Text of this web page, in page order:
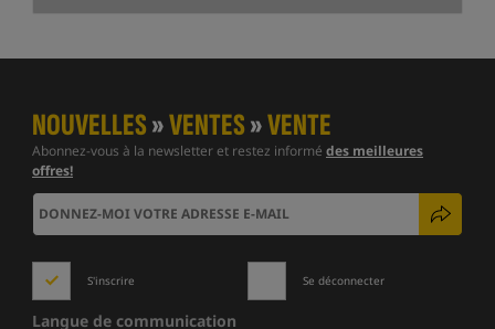
NOUVELLES»VENTES»VENTE
Abonnez-vous à la newsletter et restez informé des meilleures
offres!
S'inscrire Se déconnecter
Langue de communication